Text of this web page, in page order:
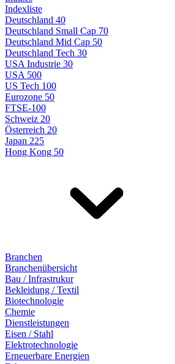
Indexliste
Deutschland 40
Deutschland Small Cap 70
Deutschland Mid Cap 50
Deutschland Tech 30
USA Industrie 30
USA 500
US Tech 100
Eurozone 50
FTSE-100
Schweiz 20
Österreich 20
Japan 225
Hong Kong 50
Branchen
Branchenübersicht
Bau / Infrastrukur
Bekleidung / Textil
Biotechnologie
Chemie
Dienstleistungen
Eisen / Stahl
Elektrotechnologie
Erneuerbare Energien